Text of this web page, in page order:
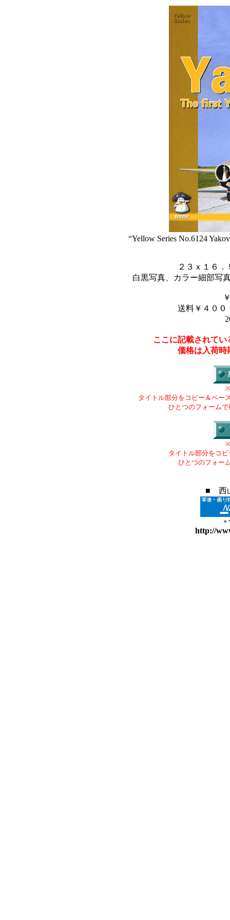
“Yellow Series No.6124
２３ｘ１６
白黒写真、カラー細部写
送料￥４００
ここに記載されて
価格は入荷時
タイトル部分をコピー＆ペー
ひとつのフォーム
タイトル部分をコ
ひとつのフォー
■ 西
+
http://